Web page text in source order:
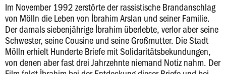
Im November 1992 zerstörte der rassistische Brandanschlag
von Mölln die Leben von İbrahim Arslan und seiner Familie.
Der damals siebenjährige İbrahim überlebte, verlor aber seine
Schwester, seine Cousine und seine Großmutter. Die Stadt
Mölln erhielt Hunderte Briefe mit Solidaritätsbekundungen,
von denen aber fast drei Jahrzehnte niemand Notiz nahm. Der